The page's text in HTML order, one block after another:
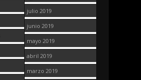
julio 2019
junio 2019
mayo 2019
abril 2019
marzo 2019